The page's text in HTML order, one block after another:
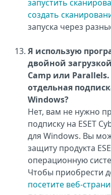
запустить
создать
запуска через
Я использую
двойной
Camp или
отдельная
Windows?
Нет, вам не нужно
подписку на ESET
для Windows. Вы
защиту продукта
операционную
Чтобы приобрести
посетите веб-